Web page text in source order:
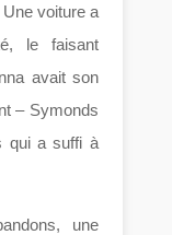
voiture a
le faisant
avait son
– Symonds
qui a suffi à
une